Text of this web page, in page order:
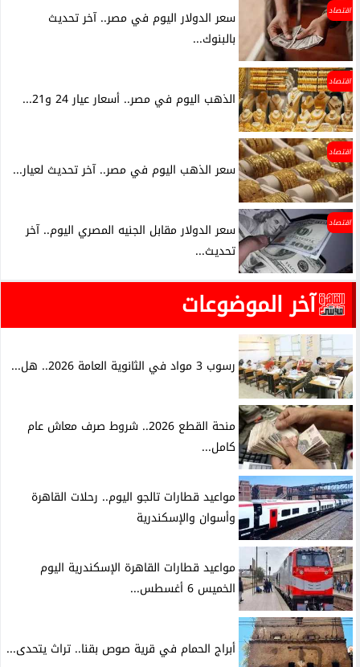
اقتصاد
سعر الدولار اليوم في مصر.. آخر تحديث
بالبنوك...
اقتصاد
الذهب اليوم في مصر.. أسعار عيار 24 و21...
اقتصاد
سعر الذهب اليوم في مصر.. آخر تحديث لعيار...
اقتصاد
سعر الدولار مقابل الجنيه المصري اليوم.. آخر
تحديث...
آخر الموضوعات
رسوب 3 مواد في الثانوية العامة 2026.. هل...
منحة القطع 2026.. شروط صرف معاش عام
كامل...
مواعيد قطارات تالجو اليوم.. رحلات القاهرة
وأسوان والإسكندرية
مواعيد قطارات القاهرة الإسكندرية اليوم
الخميس 6 أغسطس...
أبراج الحمام في قرية صوص بقنا.. تراث يتحدى...